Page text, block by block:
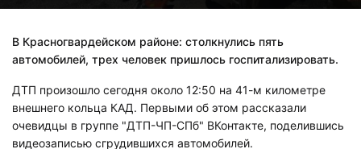
В Красногвардейском районе: столкнулись пять
автомобилей, трех человек пришлось госпитализировать.
ДТП произошло сегодня около 12:50 на 41-м километре
внешнего кольца КАД. Первыми об этом рассказали
очевидцы в группе "ДТП-ЧП-СПб" ВКонтакте, поделившись
видеозаписью сгрудившихся автомобилей.